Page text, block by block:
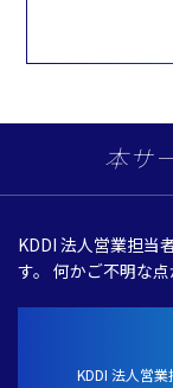
本サ
KDDI 法人営業担当
す。 何かご不明な点
KDDI 法人営